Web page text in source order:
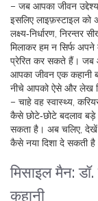
– जब आपका जीवन
इसलिए लाइफ़स्टाइल को
लक्ष्य‑निर्धारण,
मिलाकर हम न सिर्फ
प्रेरित कर सकते हैं। जब
आपका जीवन एक कहानी
नीचे आपको ऐसे और लेख
– चाहे वह स्वास्थ्य,
कैसे छोटे‑छोटे बदलाव
सकता है। अब चलिए, देखें
कैसे नया दिशा दे सकती
मिसाइल मैन:
कहानी